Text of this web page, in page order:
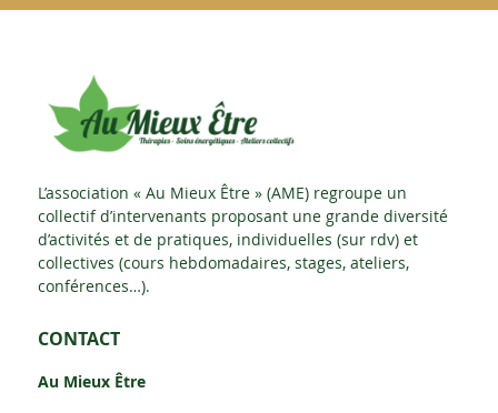
L’association « Au Mieux Être » (AME) regroupe un
collectif d’intervenants proposant une grande diversité
d’activités et de pratiques, individuelles (sur rdv) et
collectives (cours hebdomadaires, stages, ateliers,
conférences…).
CONTACT
Au Mieux Être